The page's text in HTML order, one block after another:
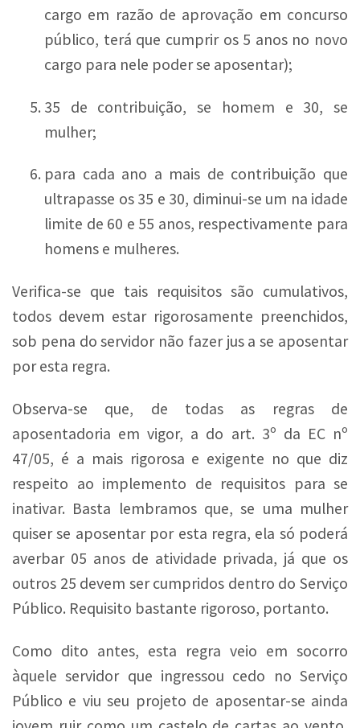
cargo em razão de aprovação em concurso
público, terá que cumprir os 5 anos no novo
cargo para nele poder se aposentar);
35 de contribuição, se homem e 30, se
mulher;
para cada ano a mais de contribuição que
ultrapasse os 35 e 30, diminui-se um na idade
limite de 60 e 55 anos, respectivamente para
homens e mulheres.
Verifica-se que tais requisitos são cumulativos,
todos devem estar rigorosamente preenchidos,
sob pena do servidor não fazer jus a se aposentar
por esta regra.
Observa-se que, de todas as regras de
aposentadoria em vigor, a do art. 3º da EC nº
47/05, é a mais rigorosa e exigente no que diz
respeito ao implemento de requisitos para se
inativar. Basta lembramos que, se uma mulher
quiser se aposentar por esta regra, ela só poderá
averbar 05 anos de atividade privada, já que os
outros 25 devem ser cumpridos dentro do Serviço
Público. Requisito bastante rigoroso, portanto.
Como dito antes, esta regra veio em socorro
àquele servidor que ingressou cedo no Serviço
Público e viu seu projeto de aposentar-se ainda